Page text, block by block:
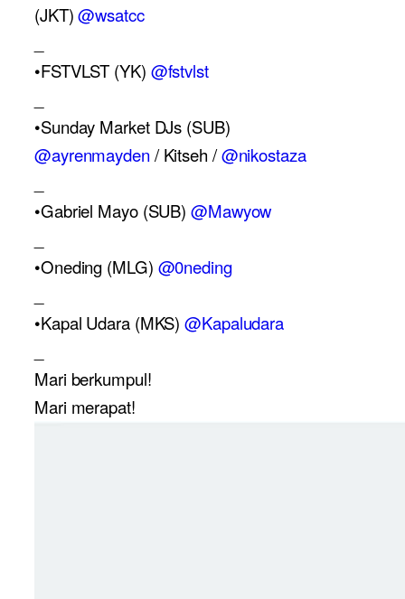
(JKT) @wsatcc
•FSTVLST (YK) @fstvlst
•Sunday Market DJs (SUB)
@ayrenmayden / Kitseh / @nikostaza
•Gabriel Mayo (SUB) @Mawyow
•Oneding (MLG) @0neding
•Kapal Udara (MKS) @Kapaludara
Mari berkumpul!
Mari merapat!